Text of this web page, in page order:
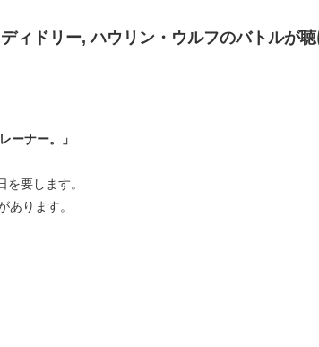
ィドリー, ハウリン・ウルフのバトルが
ーナー。」
を要します。
あります。